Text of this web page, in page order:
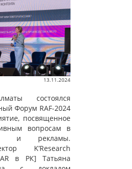
13.11.2024
состоялся
Форум RAF-2024
посвященное
вопросам в
и рекламы.
K’Research
в РК] Татьяна